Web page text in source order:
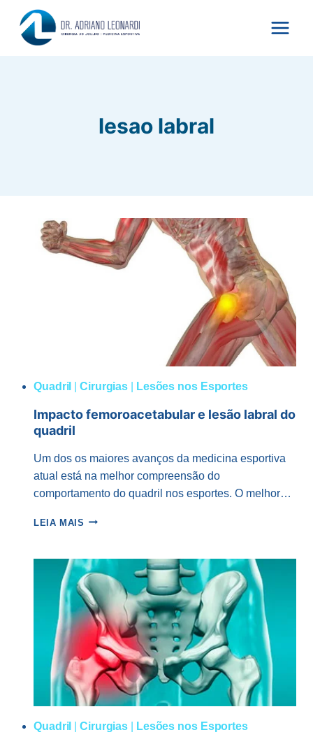
para
lesao labral
Quadril |Cirurgias Lesões nos Esportes
Impacto femoroacetabular e lesão labral do
quadril
Um dos os maiores avanços da medicina esportiva
atual está na melhor compreensão do
comportamento do quadril nos esportes. O melhor…
LEIA MAIS IMPACTO
LESÃO
LABRAL
DO
QUADRIL
Quadril |Cirurgias Lesões nos Esportes